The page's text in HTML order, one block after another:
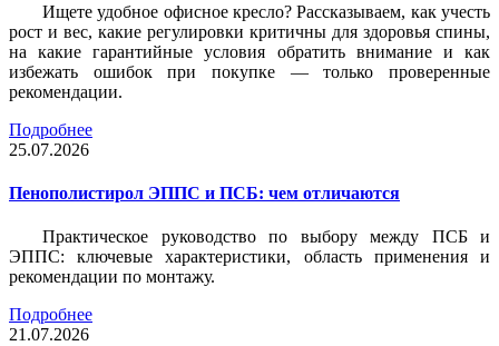
Ищете удобное офисное кресло? Рассказываем, как учесть
рост и вес, какие регулировки критичны для здоровья спины,
на какие гарантийные условия обратить внимание и как
избежать ошибок при покупке — только проверенные
рекомендации.
Подробнее
25.07.2026
Пенополистирол ЭППС и ПСБ: чем отличаются
Практическое руководство по выбору между ПСБ и
ЭППС: ключевые характеристики, область применения и
рекомендации по монтажу.
Подробнее
21.07.2026